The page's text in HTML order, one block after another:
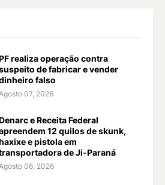
realiza operação contra
de fabricar e vender
falso
07, 2026
e Receita Federal
12 quilos de skunk,
e pistola em
de Ji-Paraná
06, 2026